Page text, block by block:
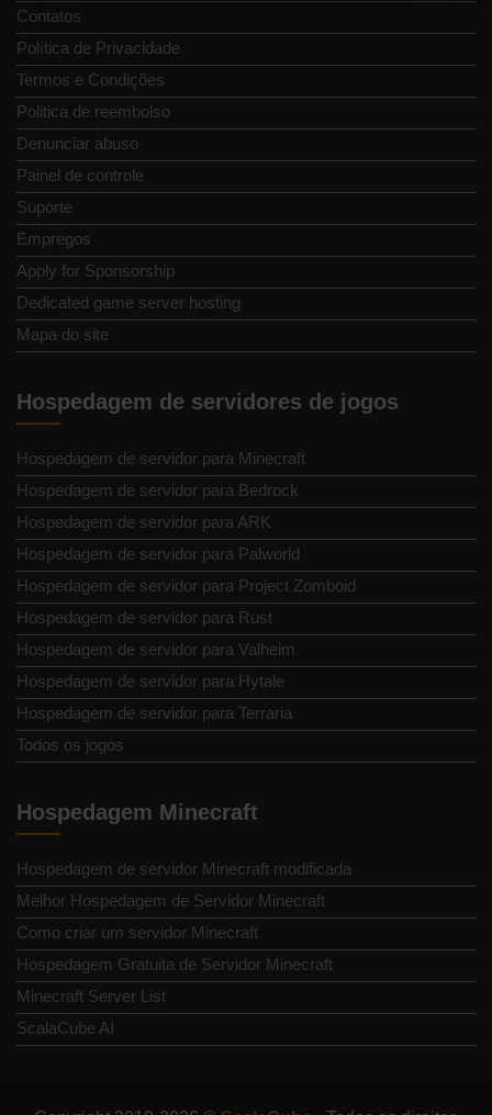
Contatos
Política de Privacidade
Termos e Condições
Politica de reembolso
Denunciar abuso
Painel de controle
Suporte
Empregos
Apply for Sponsorship
Dedicated game server hosting
Mapa do site
Hospedagem de servidores de jogos
Hospedagem de servidor para Minecraft
Hospedagem de servidor para Bedrock
Hospedagem de servidor para ARK
Hospedagem de servidor para Palworld
Hospedagem de servidor para Project Zomboid
Hospedagem de servidor para Rust
Hospedagem de servidor para Valheim
Hospedagem de servidor para Hytale
Hospedagem de servidor para Terraria
Todos os jogos
Hospedagem Minecraft
Hospedagem de servidor Minecraft modificada
Melhor Hospedagem de Servidor Minecraft
Como criar um servidor Minecraft
Hospedagem Gratuita de Servidor Minecraft
Minecraft Server List
ScalaCube AI